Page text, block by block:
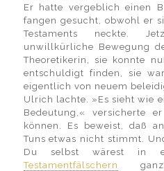
Er hatte vergeblich einen
fangen gesucht, obwohl er
Testaments neckte.
unwillkürliche Bewegung
Theoretikerin, sie konnte
entschuldigt finden, sie
eigentlich von neuem
Ulrich lachte. »Es sieht wie
Bedeutung,« versicherte
können. Es beweist, daß
Tuns etwas nicht stimmt.
Du selbst wärest in
Testamentfälschern